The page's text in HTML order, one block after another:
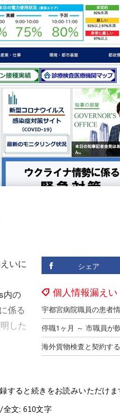
シェア
個人情報漏えい
いに
内の
係る
した
すると続きをお読みいただけま
全文: 610文字